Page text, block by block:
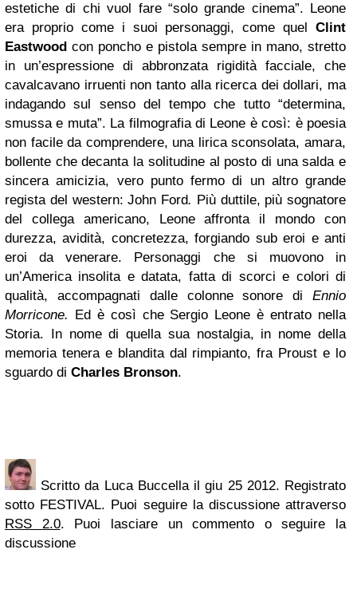
estetiche di chi vuol fare “solo grande cinema”. Leone
era proprio come i suoi personaggi, come quel Clint
Eastwood con poncho e pistola sempre in mano, stretto
in un’espressione di abbronzata rigidità facciale, che
cavalcavano irruenti non tanto alla ricerca dei dollari, ma
indagando sul senso del tempo che tutto “determina,
smussa e muta”. La filmografia di Leone è così: è poesia
non facile da comprendere, una lirica sconsolata, amara,
bollente che decanta la solitudine al posto di una salda e
sincera amicizia, vero punto fermo di un altro grande
regista del western: John Ford. Più duttile, più sognatore
del collega americano, Leone affronta il mondo con
durezza, avidità, concretezza, forgiando sub eroi e anti
eroi da venerare. Personaggi che si muovono in
un’America insolita e datata, fatta di scorci e colori di
qualità, accompagnati dalle colonne sonore di Ennio
Morricone.
Ed è così che Sergio Leone è entrato nella
Storia. In nome di quella sua nostalgia, in nome della
memoria tenera e blandita dal rimpianto, fra Proust e lo
sguardo di Charles Bronson.
Scritto da Luca Buccella il giu 25 2012. Registrato
sotto FESTIVAL. Puoi seguire la discussione attraverso
RSS 2.0. Puoi lasciare un commento o seguire la
discussione